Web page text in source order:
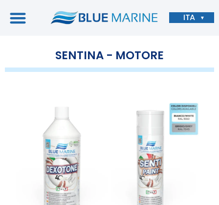
ITA ▼
SENTINA - MOTORE